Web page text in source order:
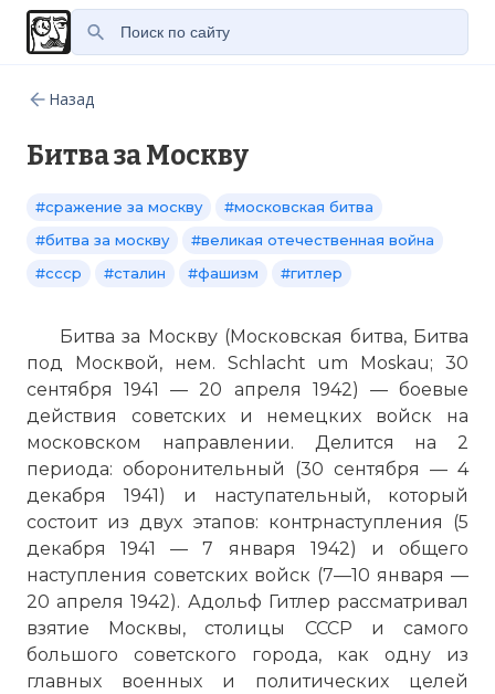
Назад
Битва за Москву
#сражение за москву
#московская битва
#битва за москву
#великая отечественная война
#ссср
#сталин #фашизм #гитлер
Битва за Москву (Московская битва, Битва
под Москвой, нем. Schlacht um Moskau; 30
сентября 1941 — 20 апреля 1942) — боевые
действия советских и немецких войск на
московском направлении. Делится на 2
периода: оборонительный (30 сентября — 4
декабря 1941) и наступательный, который
состоит из двух этапов: контрнаступления (5
декабря 1941 — 7 января 1942) и общего
наступления советских войск (7—10 января —
20 апреля 1942). Адольф Гитлер рассматривал
взятие Москвы, столицы СССР и самого
большого советского города, как одну из
главных военных и политических целей